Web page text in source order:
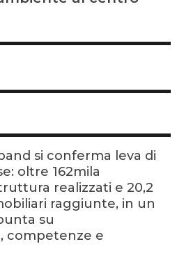
si conferma leva di
oltre 162mila
realizzati e 20,2
raggiunte, in un
su
competenze e